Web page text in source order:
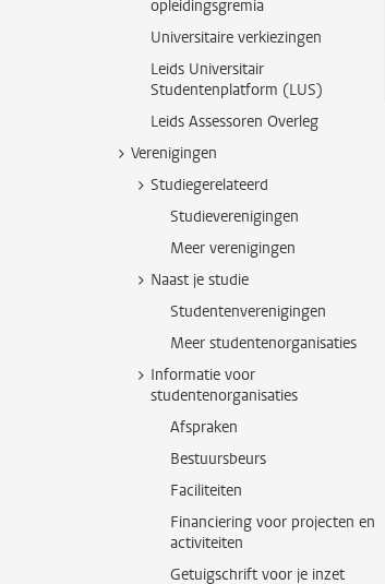
opleidingsgremia
Universitaire verkiezingen
Leids Universitair
Studentenplatform (LUS)
Leids Assessoren Overleg
Verenigingen
Studiegerelateerd
Studieverenigingen
Meer verenigingen
Naast je studie
Studentenverenigingen
Meer studentenorganisaties
Informatie voor
studentenorganisaties
Afspraken
Bestuursbeurs
Faciliteiten
Financiering voor projecten en
activiteiten
Getuigschrift voor je inzet